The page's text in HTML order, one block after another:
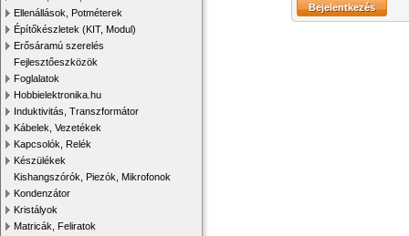
Ellenállások, Potméterek
Építőkészletek (KIT, Modul)
Erősáramú szerelés
Fejlesztőeszközök
Foglalatok
Hobbielektronika.hu
Induktivitás, Transzformátor
Kábelek, Vezetékek
Kapcsolók, Relék
Készülékek
Kishangszórók, Piezók, Mikrofonok
Kondenzátor
Kristályok
Matricák, Feliratok